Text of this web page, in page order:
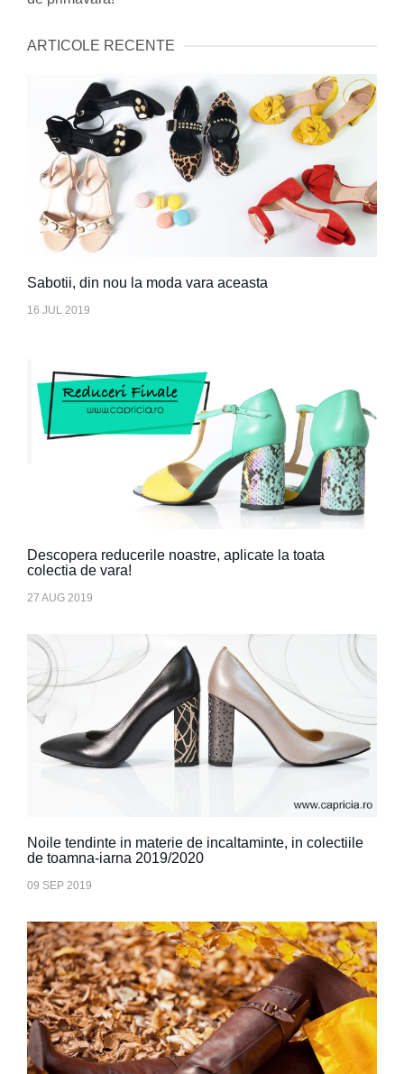
ARTICOLE RECENTE
Sabotii, din nou la moda vara aceasta
16 JUL 2019
Descopera reducerile noastre, aplicate la toata
colectia de vara!
27 AUG 2019
Noile tendinte in materie de incaltaminte, in colectiile
de toamna-iarna 2019/2020
09 SEP 2019